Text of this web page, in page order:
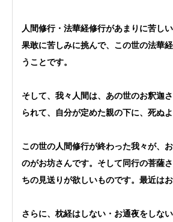
人間修行・法華経修行があまりに苦し
果敢に苦しみに挑んで、この世の法華
うことです。
そして、我々人間は、あの世のお釈迦
られて、自分が定めた親の下に、死ぬ
この世の人間修行が終わった我々が、
のがお坊さんです。そして同行の菩薩
ちの見送りが欲しいものです。最近は
さらに、枕経はしない・お通夜をしな